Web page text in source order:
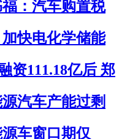
：汽车购置税
快电化学储能
资111.18亿后 郑
汽车产能过剩
车窗口期仅